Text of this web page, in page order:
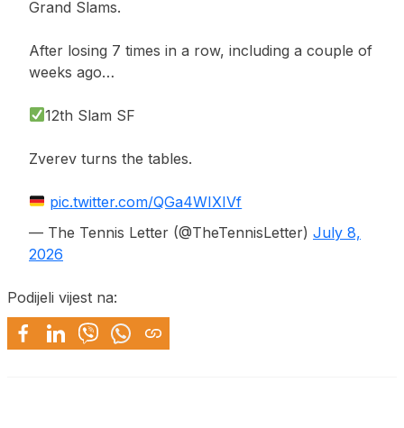
Grand Slams.
After losing 7 times in a row, including a couple of
weeks ago…
12th Slam SF
Zverev turns the tables.
pic.twitter.com/QGa4WIXIVf
— The Tennis Letter (@TheTennisLetter) July 8,
2026
Podijeli vijest na: